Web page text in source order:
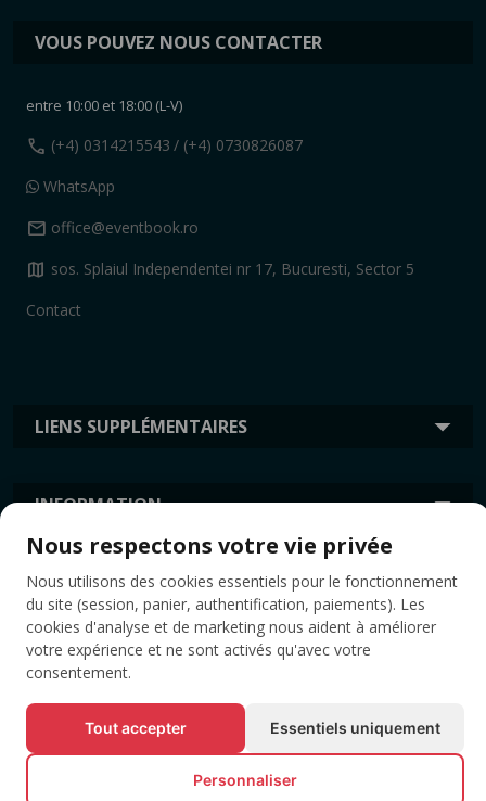
LIENS SUPPLÉMENTAIRES
INFORMATION
VOUS POUVEZ NOUS CONTACTER
entre 10:00 et 18:00 (L-V)
call (+4) 0314215543 / (+4) 0730826087
WhatsApp
mail office@eventbook.ro
map sos. Splaiul Independentei nr 17, Bucuresti, Sector 5
Contact
ÉTIQUETTES
Nous respectons votre vie privée
Nous utilisons des cookies essentiels pour le fonctionnement
du site (session, panier, authentification, paiements). Les
cookies d'analyse et de marketing nous aident à améliorer
votre expérience et ne sont activés qu'avec votre
consentement.
Tout accepter Essentiels uniquement
Personnaliser